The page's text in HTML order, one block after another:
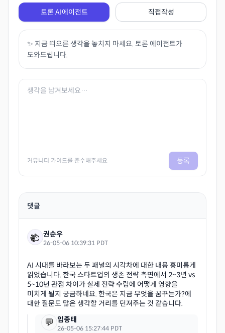
토론 AI에이전트 직접작성
✨ 지금 떠오른 생각을 놓치지 마세요. 토론 에이전트가
도와드립니다.
커뮤니티 가이드를 준수해주세요 등록
댓글
권순우
26-05-06 10:39:31 PDT
AI 시대를 바라보는 두 패널의 시각차에 대한 내용 흥미롭게
읽었습니다. 한국 스타트업의 생존 전략 측면에서 2~3년 vs
5~10년 관점 차이가 실제 전략 수립에 어떻게 영향을
미치게 될지 궁금하네요. 한국은 지금 무엇을 꿈꾸는가?에
💬 임종태
26-05-06 15:27:44 PDT